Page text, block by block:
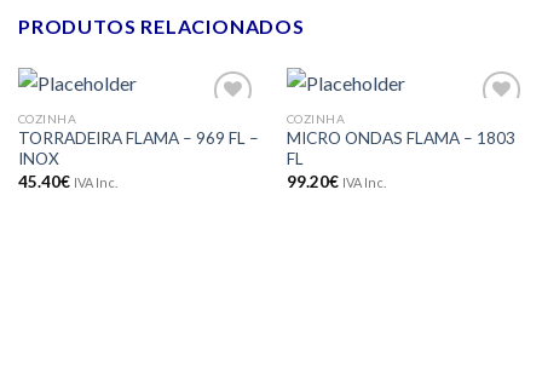
PRODUTOS RELACIONADOS
aos meus
COZINHA
TORRADEIRA FLAMA – 969 FL –
INOX
45.40€ IVA Inc.
aos meus
COZINHA
MICRO ONDAS FLAMA – 1803
FL
99.20€ IVA Inc.